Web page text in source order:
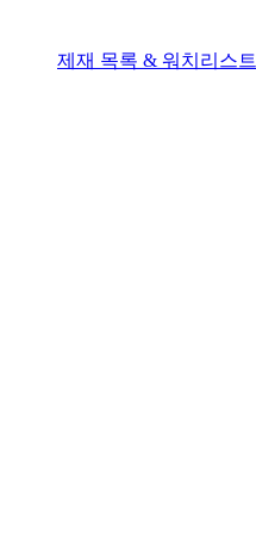
제재 목록 & 워치리스트